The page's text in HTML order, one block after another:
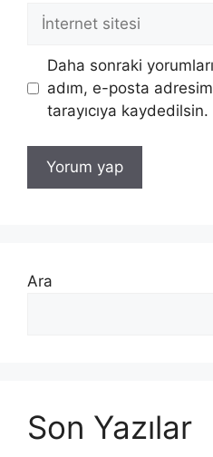
İnternet
Daha sonraki
adım, e-posta
tarayıcıya kaydedilsin.
Ara
Son Yazılar